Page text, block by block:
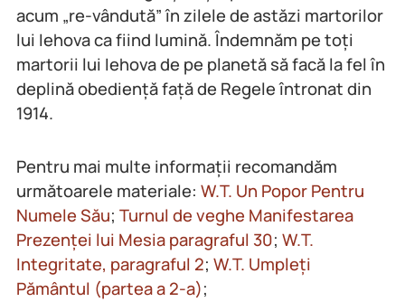
acum „re-vândută” în zilele de astăzi martorilor
lui Iehova ca fiind lumină. Îndemnăm pe toți
martorii lui Iehova de pe planetă să facă la fel în
deplină obediență față de Regele întronat din
1914.
Pentru mai multe informații recomandăm
următoarele materiale:W.T. Un Popor Pentru
Numele Său;Turnul de veghe Manifestarea
Prezenței lui Mesia paragraful 30;W.T.
Integritate, paragraful 2;W.T. Umpleți
Pământul (partea a 2-a);